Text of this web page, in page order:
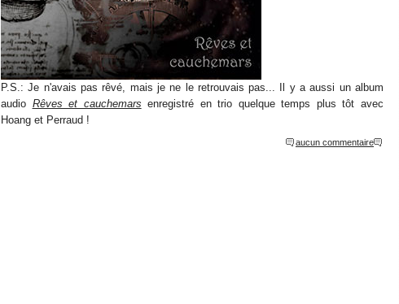
P.S.: Je n'avais pas rêvé, mais je ne le retrouvais pas... Il y a aussi un album
audio Rêves et cauchemars enregistré en trio quelque temps plus tôt avec
Hoang et Perraud !
aucun commentaire